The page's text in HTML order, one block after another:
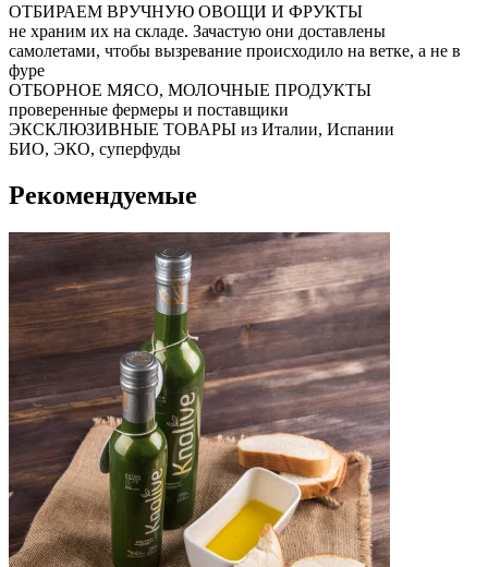
ОТБИРАЕМ ВРУЧНУЮ ОВОЩИ И ФРУКТЫ
не храним их на складе. Зачастую они доставлены
самолетами, чтобы вызревание происходило на ветке, а не в
фуре
ОТБОРНОЕ МЯСО, МОЛОЧНЫЕ ПРОДУКТЫ
проверенные фермеры и поставщики
ЭКСКЛЮЗИВНЫЕ ТОВАРЫ из Италии, Испании
БИО, ЭКО, суперфуды
Рекомендуемые